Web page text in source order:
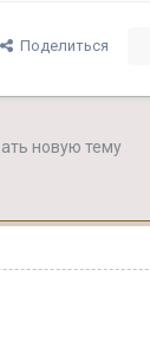
Поделиться
новую тему